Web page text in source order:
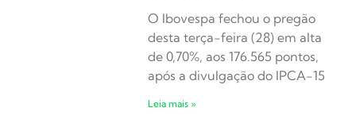
O Ibovespa fechou o pregão
desta terça-feira (28) em alta
de 0,70%, aos 176.565 pontos,
após a divulgação do IPCA-15
Leia mais »